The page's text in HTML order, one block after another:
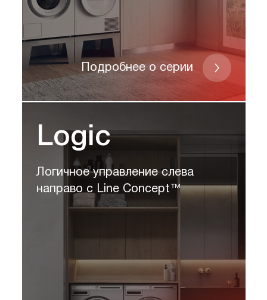
Подробнее о серии
Logic
Логичное управление слева
направо с Line Concept™